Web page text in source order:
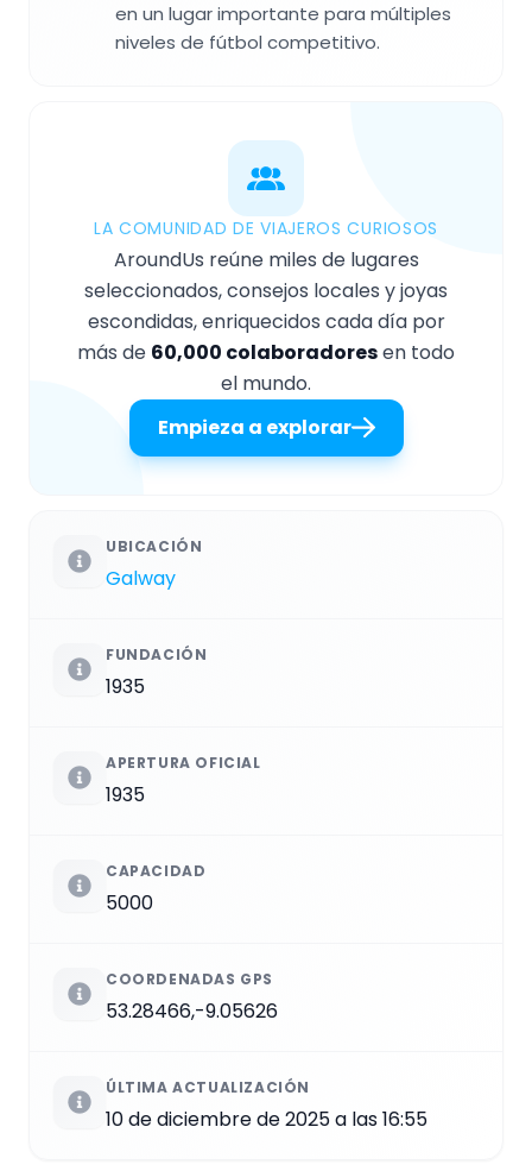
en un lugar importante para múltiples
niveles de fútbol competitivo.
LA COMUNIDAD DE VIAJEROS CURIOSOS
AroundUs reúne miles de lugares
seleccionados, consejos locales y joyas
escondidas, enriquecidos cada día por
más de 60,000 colaboradoresen todo
el mundo.
Empieza a explorar
UBICACIÓN
Galway
FUNDACIÓN
1935
APERTURA OFICIAL
1935
CAPACIDAD
5000
COORDENADAS GPS
53.28466,-9.05626
ÚLTIMA ACTUALIZACIÓN
10 de diciembre de 2025 a las 16:55